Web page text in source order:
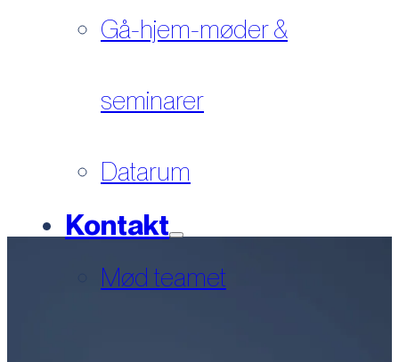
Gå-hjem-møder &
seminarer
Datarum
Kontakt
Mød teamet